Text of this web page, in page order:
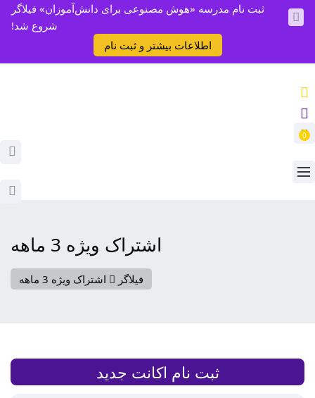
ثبت نام مدرسه «هوش مصنوعی برای دانش‌آموزان» فیلاگر
شروع شد!
اطلاعات بیشتر و ثبت نام
0
اشتراک ویژه 3 ماهه
فیلاگر اشتراک ویژه 3 ماهه
ثبت نام اکانت جدید